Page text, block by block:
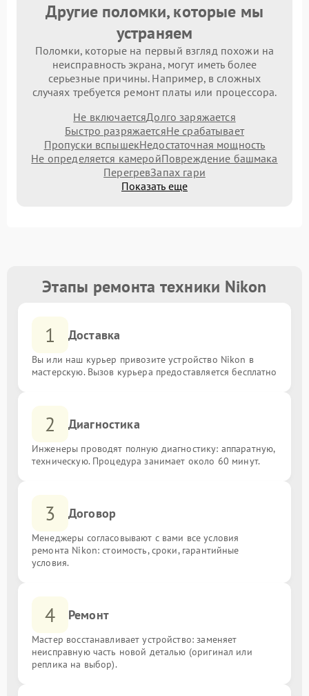
Другие поломки, которые мы
устраняем
Поломки, которые на первый взгляд похожи на
неисправность экрана, могут иметь более
серьезные причины. Например, в сложных
случаях требуется ремонт платы или процессора.
Не включаетсяДолго заряжается
Быстро разряжаетсяНе срабатывает
Пропуски вспышекНедостаточная мощность
Не определяется камеройПовреждение башмака
ПерегревЗапах гари
Показать еще
Этапы ремонта техники Nikon
1 Доставка
Вы или наш курьер привозите устройство Nikon в
мастерскую. Вызов курьера предоставляется бесплатно
2 Диагностика
Инженеры проводят полную диагностику: аппаратную,
техническую. Процедура занимает около 60 минут.
3 Договор
Менеджеры согласовывают с вами все условия
ремонта Nikon: стоимость, сроки, гарантийные
условия.
4 Ремонт
Мастер восстанавливает устройство: заменяет
неисправную часть новой деталью (оригинал или
реплика на выбор).